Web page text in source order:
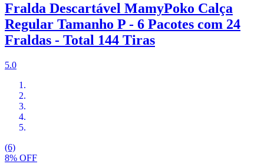
Fralda Descartável MamyPoko Calça
Regular Tamanho P - 6 Pacotes com 24
Fraldas - Total 144 Tiras
5.0
(6)
8% OFF